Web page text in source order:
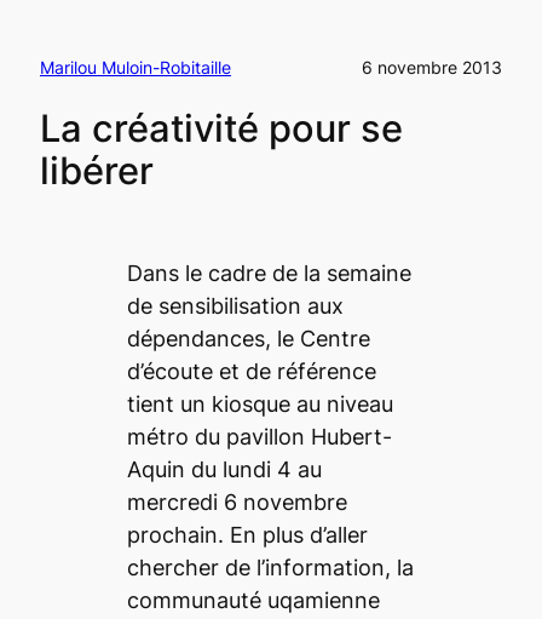
Marilou Muloin-Robitaille 6 novembre 2013
La créativité pour se
libérer
Dans le cadre de la semaine
de sensibilisation aux
dépendances, le Centre
d’écoute et de référence
tient un kiosque au niveau
métro du pavillon Hubert-
Aquin du lundi 4 au
mercredi 6 novembre
prochain. En plus d’aller
chercher de l’information, la
communauté uqamienne